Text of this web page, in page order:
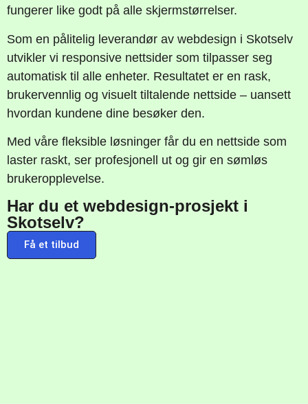
fungerer like godt på alle skjermstørrelser.
Som en pålitelig leverandør av webdesign i Skotselv
utvikler vi responsive nettsider som tilpasser seg
automatisk til alle enheter. Resultatet er en rask,
brukervennlig og visuelt tiltalende nettside – uansett
hvordan kundene dine besøker den.
Med våre fleksible løsninger får du en nettside som
laster raskt, ser profesjonell ut og gir en sømløs
brukeropplevelse.
Har du et webdesign-prosjekt i
Skotselv?
Få et tilbud